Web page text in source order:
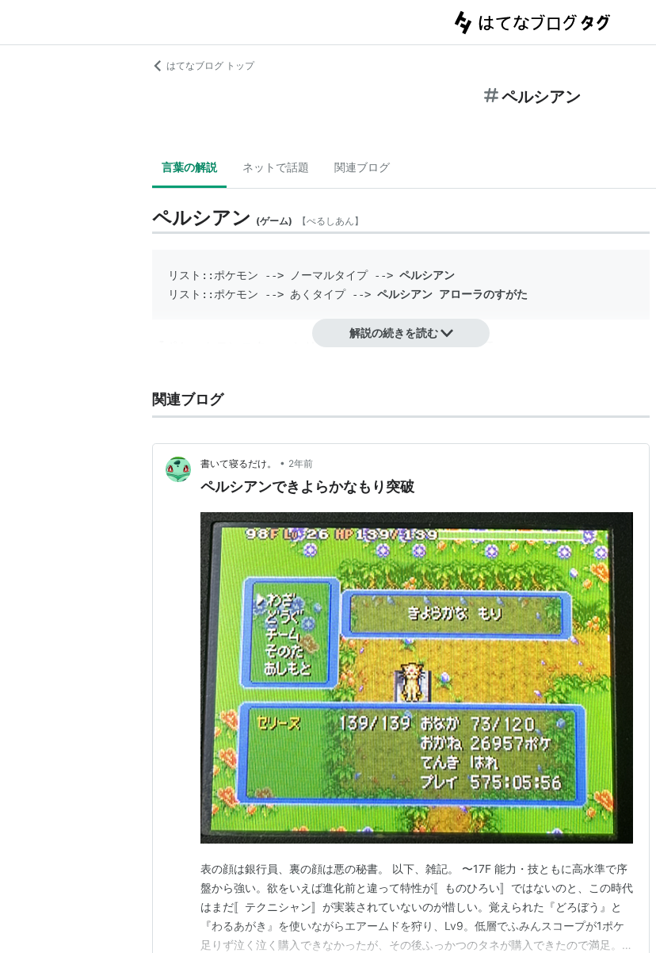
はてなブログ トップ
ペルシアン
言葉の解説 ネットで話題 関連ブログ
ペルシアン (ゲーム) 【ぺるしあん】
リスト::ポケモン --> ノーマルタイプ --> ペルシアン
リスト::ポケモン --> あくタイプ --> ペルシアン アローラのすがた
『ポケットモンスター』シリーズに登場するポケモンの一種。
アローラではタイプや通常特性が異なる以外にも、顔が丸型に変化したところがインパ
クトに残りやすい。
その影響でなぜか“ナビルー”が引き合いに出されることが多くなっている。
データ
図鑑番号
No.053
ジョウト図鑑 HGSS No.139
シャムネコポケモン
タマゴグループ りくじょう
ノーマル
通常特性 じゅうなん テクニシャン
隠れ特性 きんちょうかん
1.0m
32.0kg
アローラのすがた
あく
通常特性 ファーコート テクニシャン
解説の続きを読む
関連ブログ
書いて寝るだけ。 • 2年前
ペルシアンできよらかなもり突破
表の顔は銀行員、裏の顔は悪の秘書。 以下、雑記。 〜17F 能力・技ともに高水準で序
盤から強い。欲をいえば進化前と違って特性が〚ものひろい〛ではないのと、この時代
はまだ〚テクニシャン〛が実装されていないのが惜しい。覚えられた『どろぼう』と
『わるあがき』を使いながらエアームドを狩り、Lv9。低層でふみんスコープが1ポケ
足りず泣く泣く購入できなかったが、その後ふっかつのタネが購入できたので満足。